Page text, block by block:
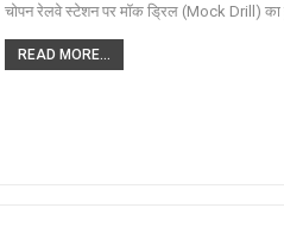
चोपन रेलवे स्टेशन पर मॉक ड्रिल (Mock Drill)
READ MORE...